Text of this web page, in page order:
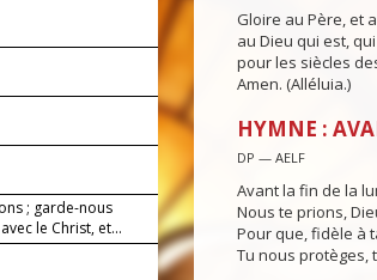
; garde-nous
le Christ, et...
Gloire au Père, et
au Dieu qui est,
pour les siècles
Amen. (Alléluia.)
HYMNE :
DP — AELF
Avant la fin de la
Nous te prions,
Pour que, fidèle à
Tu nous protèges,